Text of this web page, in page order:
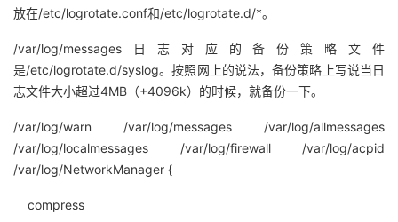
程
认
证
的
实
我
的
藏
支
持
声
建
放在/etc/logrotate.conf和/etc/logrotate.d/*。
/var/log/messages日志对应的备份策略文件
是/etc/logrotate.d/syslog。按照网上的说法，备份策略上写说当日
志文件大小超过4MB（+4096k）的时候，就备份一下。
/var/log/warn /var/log/messages /var/log/allmessages
/var/log/localmessages /var/log/firewall /var/log/acpid
/var/log/NetworkManager {
compress